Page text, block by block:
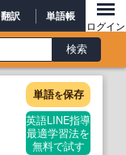
翻訳 単語帳
ログイン
単語を保存
英語LINE指導
最適学習法を
無料で試す